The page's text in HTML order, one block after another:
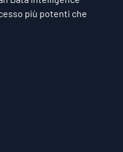
più potenti che